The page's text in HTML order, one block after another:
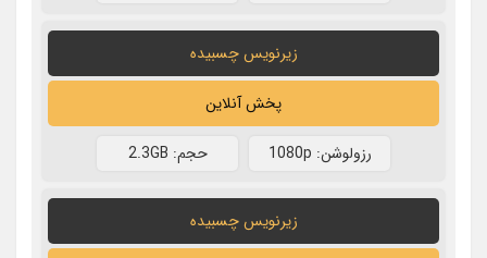
زیرنویس چسبیده
پخش آنلاین
رزولوشن: 1080p حجم: 2.3GB
زیرنویس چسبیده